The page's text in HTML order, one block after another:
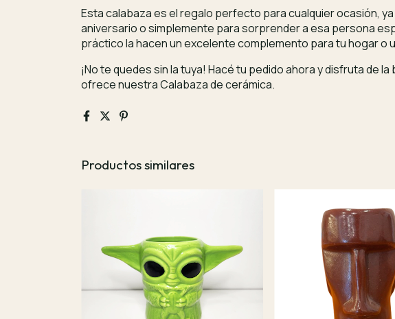
Esta calabaza es el regalo perfecto para cualquier ocasión,
aniversario o simplemente para sorprender a esa persona
práctico la hacen un excelente complemento para tu hogar o
¡No te quedes sin la tuya! Hacé tu pedido ahora y disfruta de
ofrece nuestra Calabaza de cerámica.
Productos similares